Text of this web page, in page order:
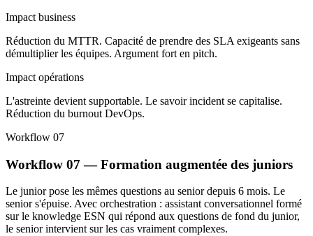
Impact business
Réduction du MTTR. Capacité de prendre des SLA exigeants sans
démultiplier les équipes. Argument fort en pitch.
Impact opérations
L'astreinte devient supportable. Le savoir incident se capitalise.
Réduction du burnout DevOps.
Workflow 07
Workflow 07 — Formation augmentée des juniors
Le junior pose les mêmes questions au senior depuis 6 mois. Le
senior s'épuise. Avec orchestration : assistant conversationnel formé
sur le knowledge ESN qui répond aux questions de fond du junior,
le senior intervient sur les cas vraiment complexes.